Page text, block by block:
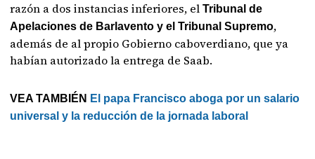
razón a dos instancias inferiores, elTribunal de
Apelaciones de Barlavento y el Tribunal Supremo,
además de al propio Gobierno caboverdiano, que ya
habían autorizado la entrega de Saab.
VEA TAMBIÉN El papa Francisco aboga por un salario
universal y la reducción de la jornada laboral